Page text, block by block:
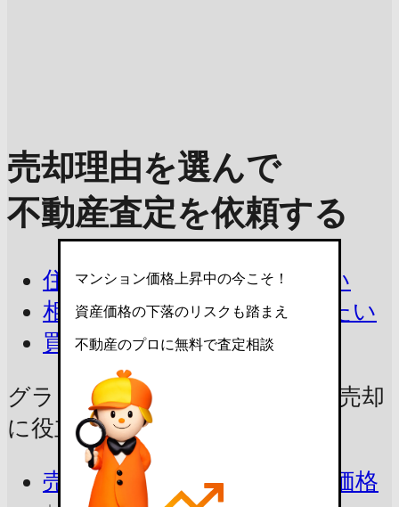
売却理由を選んで
不動産査定を依頼する
住み替えで今の家を売りたい
相続したマンションを売りたい
買取を相談したい
グランドパレス三条花見小路の売却
に役立つ情報をチェック！
売ったらいくら？ 参考査定価格
マンション価格上昇中の今こそ！
資産価格の下落のリスクも踏まえ
不動産のプロに無料で査定相談